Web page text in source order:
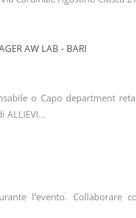
AW LAB - BARI
o Capo department
ALLIEVI…
l'evento. Collaborare